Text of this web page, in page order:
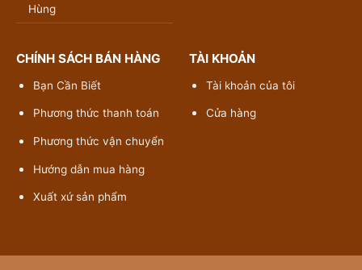
Hùng
CHÍNH SÁCH BÁN HÀNG
Bạn Cần Biết
Phương thức thanh toán
Phương thức vận chuyển
Hướng dẫn mua hàng
Xuất xứ sản phẩm
TÀI KHOẢN
Tài khoản của tôi
Cửa hàng